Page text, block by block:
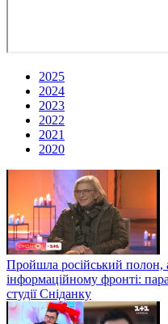
2025
2024
2023
2022
2021
2020
Пройшла російський полон,
інформаційному фронті:
студії Сніданку